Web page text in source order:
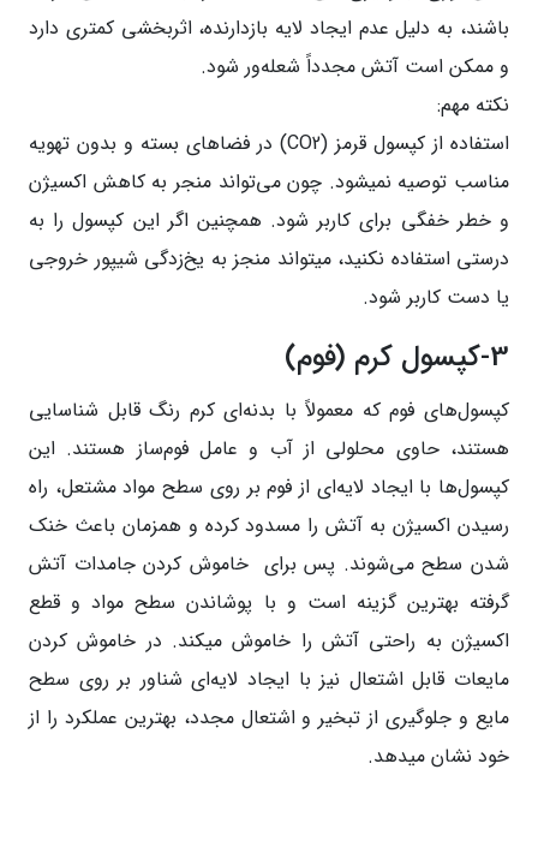
باشند، به دلیل عدم ایجاد لایه بازدارنده، اثربخشی کمتری دارد
و ممکن است آتش مجدداً شعله‌ور شود.
نکته مهم:
استفاده از کپسول قرمز (CO2) در فضاهای بسته و بدون تهویه
مناسب توصیه نمیشود. چون می‌تواند منجر به کاهش اکسیژن
و خطر خفگی برای کاربر شود. همچنین اگر این کپسول را به
درستی استفاده نکنید، میتواند منجز به یخ‌زدگی شیپور خروجی
یا دست کاربر شود.
3-کپسول کرم (فوم)
کپسول‌های فوم که معمولاً با بدنه‌ای کرم رنگ قابل شناسایی
هستند، حاوی محلولی از آب و عامل فوم‌ساز هستند. این
کپسول‌ها با ایجاد لایه‌ای از فوم بر روی سطح مواد مشتعل، راه
رسیدن اکسیژن به آتش را مسدود کرده و همزمان باعث خنک
شدن سطح می‌شوند. پس برای خاموش کردن جامدات آتش
گرفته بهترین گزینه است و با پوشاندن سطح مواد و قطع
اکسیژن به راحتی آتش را خاموش میکند. در خاموش کردن
مایعات قابل اشتعال نیز با ایجاد لایه‌ای شناور بر روی سطح
مایع و جلوگیری از تبخیر و اشتعال مجدد، بهترین عملکرد را از
خود نشان میدهد.